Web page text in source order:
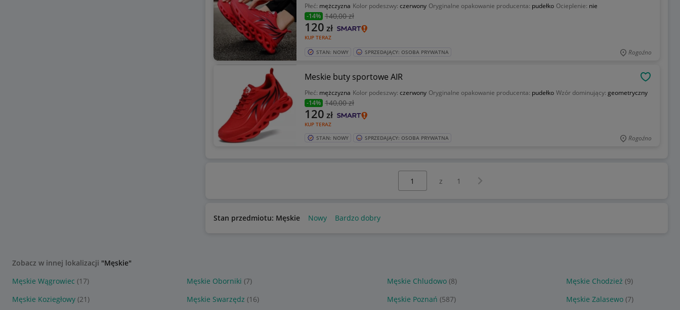
Płeć: mężczyzna Kolor podeszwy: czerwony Oryginalne opakowanie producenta: pudełko Ocieplenie: nie
-14% 140,00 zł
KUP TERAZ
120 zł
STAN: NOWY SPRZEDAJĄCY: OSOBA PRYWATNA Rogoźno
Meskie buty sportowe AIR
Płeć: mężczyzna Kolor podeszwy: czerwony Oryginalne opakowanie producenta: pudełko Wzór dominujący: geometryczny
-14% 140,00 zł
KUP TERAZ
120 zł
STAN: NOWY SPRZEDAJĄCY: OSOBA PRYWATNA Rogoźno
z 1 Następna strona
Stan przedmiotu: Męskie Nowy Bardzo dobry
Zobacz w innej lokalizacji "Męskie"
Męskie Wągrowiec (17) Męskie Oborniki (7) Męskie Chludowo (8) Męskie Chodzież (9)
Męskie Koziegłowy (21) Męskie Swarzędz (16) Męskie Poznań (587) Męskie Zalasewo (7)